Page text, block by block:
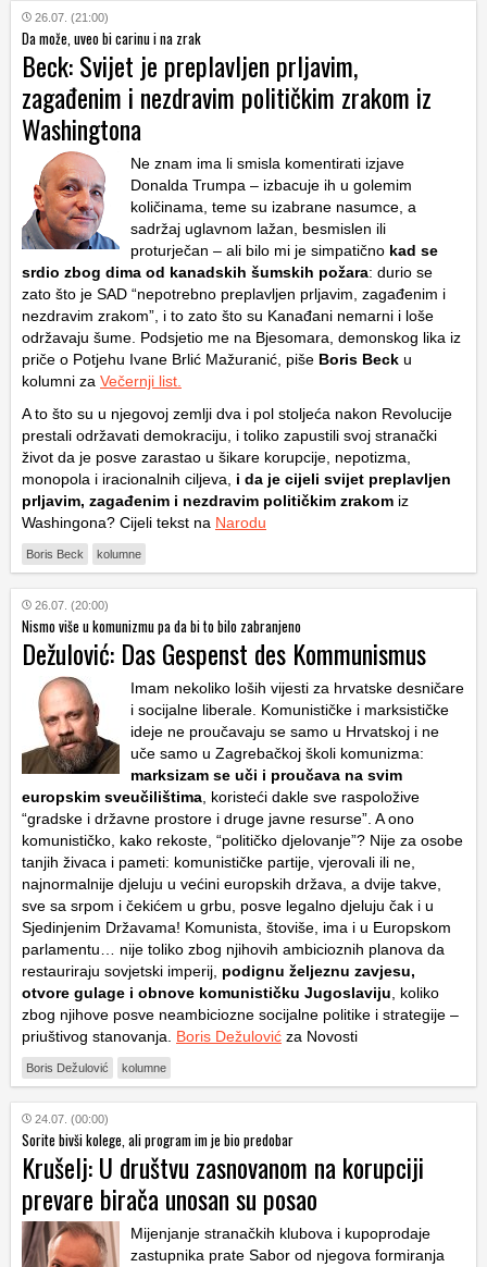
26.07. (21:00)
Da može, uveo bi carinu i na zrak
Beck: Svijet je preplavljen prljavim,
zagađenim i nezdravim političkim zrakom iz
Washingtona
Ne znam ima li smisla komentirati izjave
Donalda Trumpa – izbacuje ih u golemim
količinama, teme su izabrane nasumce, a
sadržaj uglavnom lažan, besmislen ili
proturječan – ali bilo mi je simpatično kad se
srdio zbog dima od kanadskih šumskih požara: durio se
zato što je SAD “nepotrebno preplavljen prljavim, zagađenim i
nezdravim zrakom”, i to zato što su Kanađani nemarni i loše
održavaju šume. Podsjetio me na Bjesomara, demonskog lika iz
priče o Potjehu Ivane Brlić Mažuranić, piše Boris Beck u
kolumni za Večernji list.
A to što su u njegovoj zemlji dva i pol stoljeća nakon Revolucije
prestali održavati demokraciju, i toliko zapustili svoj stranački
život da je posve zarastao u šikare korupcije, nepotizma,
monopola i iracionalnih ciljeva, i da je cijeli svijet preplavljen
prljavim, zagađenim i nezdravim političkim zrakom iz
Washingona? Cijeli tekst na Narodu
Boris Beck kolumne
26.07. (20:00)
Nismo više u komunizmu pa da bi to bilo zabranjeno
Dežulović: Das Gespenst des Kommunismus
Imam nekoliko loših vijesti za hrvatske desničare
i socijalne liberale. Komunističke i marksističke
ideje ne proučavaju se samo u Hrvatskoj i ne
uče samo u Zagrebačkoj školi komunizma:
marksizam se uči i proučava na svim
europskim sveučilištima , koristeći dakle sve raspoložive
“gradske i državne prostore i druge javne resurse”. A ono
komunističko, kako rekoste, “političko djelovanje”? Nije za osobe
tanjih živaca i pameti: komunističke partije, vjerovali ili ne,
najnormalnije djeluju u većini europskih država, a dvije takve,
sve sa srpom i čekićem u grbu, posve legalno djeluju čak i u
Sjedinjenim Državama! Komunista, štoviše, ima i u Europskom
parlamentu… nije toliko zbog njihovih ambicioznih planova da
restauriraju sovjetski imperij, podignu željeznu zavjesu,
otvore gulage i obnove komunističku Jugoslaviju , koliko
zbog njihove posve neambiciozne socijalne politike i strategije –
priuštivog stanovanja. Boris Dežulović za Novosti
Boris Dežulović kolumne
24.07. (00:00)
Sorite bivši kolege, ali program im je bio predobar
Krušelj: U društvu zasnovanom na korupciji
prevare birača unosan su posao
Mijenjanje stranačkih klubova i kupoprodaje
zastupnika prate Sabor od njegova formiranja